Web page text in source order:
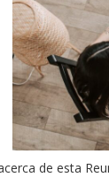
de esta